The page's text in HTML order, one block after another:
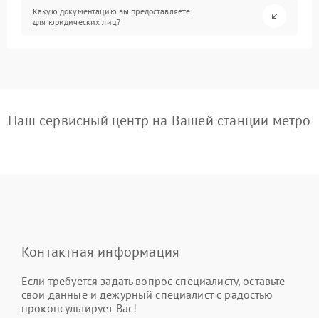
Какую документацию вы предоставляете
для юридических лиц?
Наш сервисный центр на Вашей станции метро
Контактная информация
Если требуется задать вопрос специалисту, оставьте
свои данные и дежурный специалист с радостью
проконсультирует Вас!